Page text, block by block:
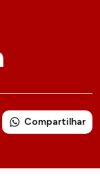
Compartilhar